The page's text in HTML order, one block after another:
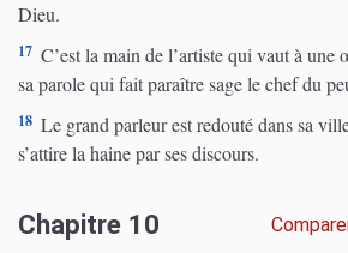
Dieu.
17 C’est la main de l’artiste qui vaut à une
sa parole qui fait paraître sage le chef du
18 Le grand parleur est redouté dans sa
s’attire la haine par ses discours.
Chapitre 10